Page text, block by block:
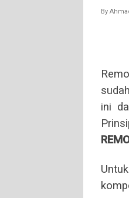
By
ini